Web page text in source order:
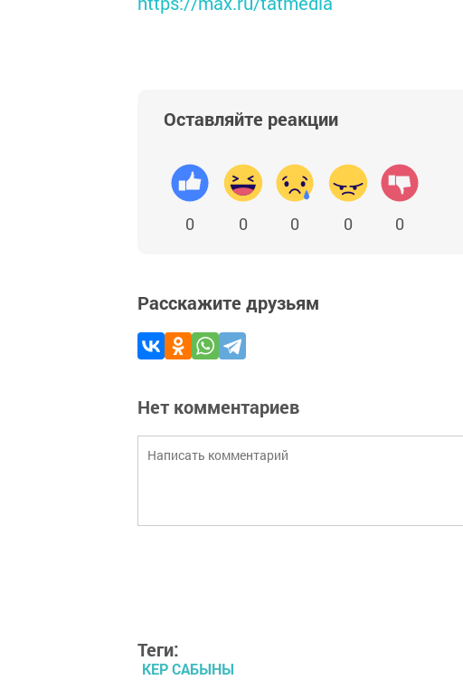
Оставляйте реакции
0 0 0 0 0
Расскажите друзьям
Нет комментариев
Теги:
КЕР САБЫНЫ